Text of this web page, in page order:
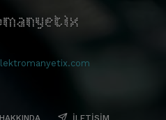
HAKKINDA İLETIŞIM